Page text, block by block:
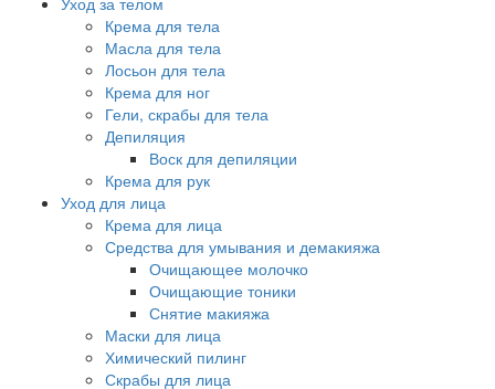
Крема для тела
Масла для тела
Лосьон для тела
Крема для ног
Гели, скрабы для тела
Депиляция
Воск для депиляции
Крема для рук
Уход для лица
Крема для лица
Средства для умывания и демакияжа
Очищающее молочко
Очищающие тоники
Снятие макияжа
Маски для лица
Химический пилинг
Скрабы для лица